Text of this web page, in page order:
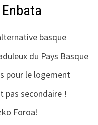
basque
du Pays Basque
pour le logement
pas secondaire !
Foroa!